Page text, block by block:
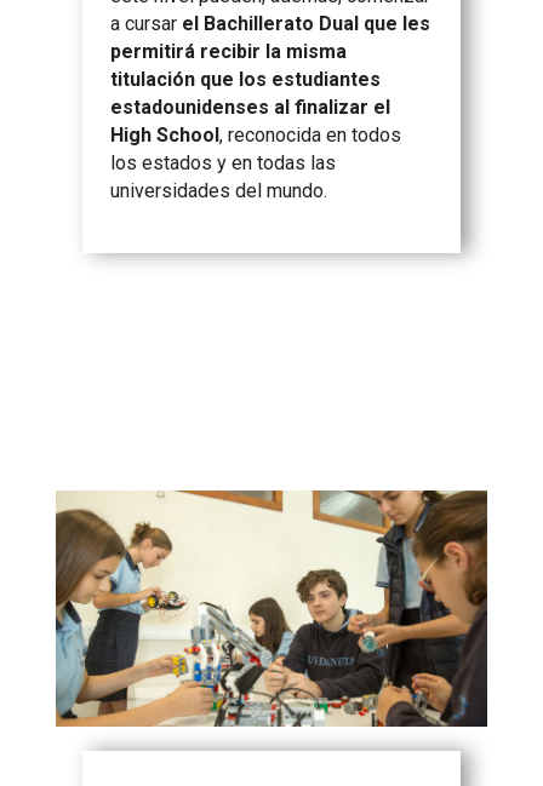
a cursar el Bachillerato Dual que les
permitirá recibir la misma
titulación que los estudiantes
estadounidenses al finalizar el
High School, reconocida en todos
los estados y en todas las
universidades del mundo.